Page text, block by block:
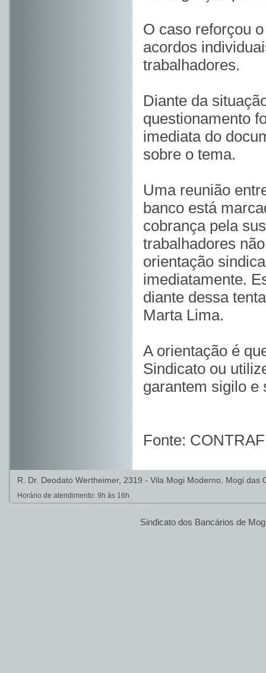
O caso reforçou
acordos
trabalhadores.
Diante da
questionamento
imediata do
sobre o tema.
Uma reunião
banco está
cobrança pela
trabalhadores
orientação
imediatamente.
diante dessa
Marta Lima.
A orientação é
Sindicato ou
garantem sigilo e
Fonte: CONTRAF
R. Dr. Deodato Wertheimer, 2319 - Vila Mogi Moderno, Mogi das
Horário de atendimento: 9h às 16h
Sindicato dos Bancários de